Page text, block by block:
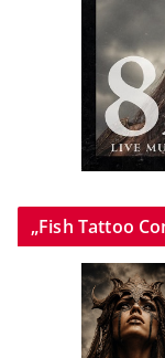
„Fish Tattoo